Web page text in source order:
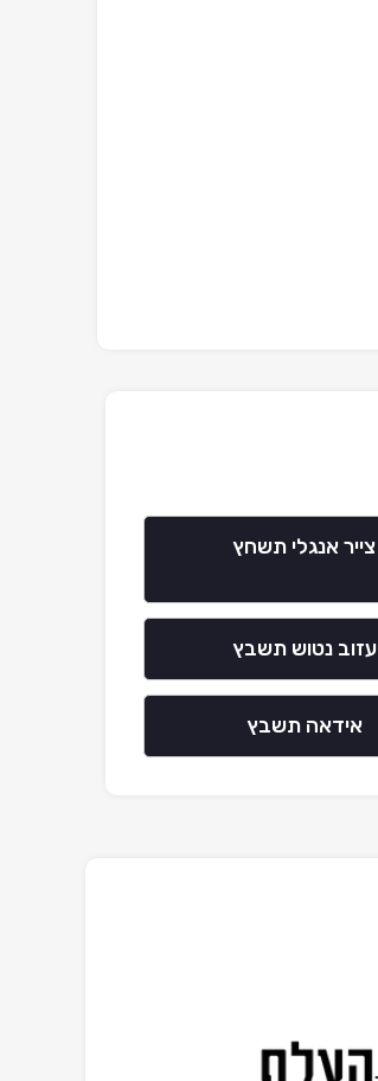
צייר אנגלי תשחץ
עזוב נטוש תשבץ
אידאה תשבץ